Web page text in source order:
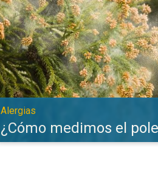
Alergias
¿Cómo medimos el